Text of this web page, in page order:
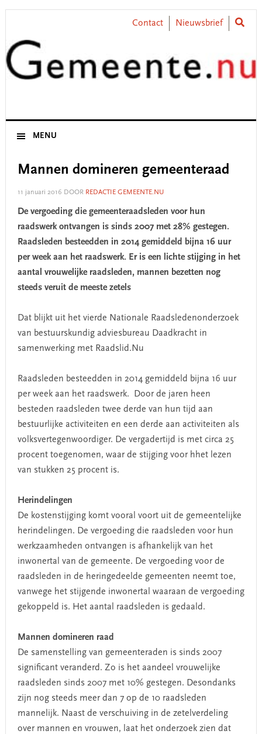
Skip
primary
navigation
Skip
content
Skip
primary
sidebar
Skip
footer
Contact Nieuwsbrief
MENU
Mannen domineren gemeenteraad
11 januari 2016 DOOR REDACTIE GEMEENTE.NU
De vergoeding die gemeenteraadsleden voor hun
raadswerk ontvangen is sinds 2007 met 28% gestegen.
Raadsleden besteedden in 2014 gemiddeld bijna 16 uur
per week aan het raadswerk. Er is een lichte stijging in het
aantal vrouwelijke raadsleden, mannen bezetten nog
steeds veruit de meeste zetels
Dat blijkt uit het vierde Nationale Raadsledenonderzoek
van bestuurskundig adviesbureau Daadkracht in
samenwerking met Raadslid.Nu
Raadsleden besteedden in 2014 gemiddeld bijna 16 uur
per week aan het raadswerk. Door de jaren heen
besteden raadsleden twee derde van hun tijd aan
bestuurlijke activiteiten en een derde aan activiteiten als
volksvertegenwoordiger. De vergadertijd is met circa 25
procent toegenomen, waar de stijging voor hhet lezen
van stukken 25 procent is.
Herindelingen
De kostenstijging komt vooral voort uit de gemeentelijke
herindelingen. De vergoeding die raadsleden voor hun
werkzaamheden ontvangen is afhankelijk van het
inwonertal van de gemeente. De vergoeding voor de
raadsleden in de heringedeelde gemeenten neemt toe,
vanwege het stijgende inwonertal waaraan de vergoeding
gekoppeld is. Het aantal raadsleden is gedaald.
Mannen domineren raad
De samenstelling van gemeenteraden is sinds 2007
significant veranderd. Zo is het aandeel vrouwelijke
raadsleden sinds 2007 met 10% gestegen. Desondanks
zijn nog steeds meer dan 7 op de 10 raadsleden
mannelijk. Naast de verschuiving in de zetelverdeling
over mannen en vrouwen, laat het onderzoek zien dat